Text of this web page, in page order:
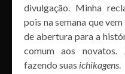
divulgação. Minha
pois na semana que
de abertura para a
comum aos novatos.
fazendo suas ichikagens.